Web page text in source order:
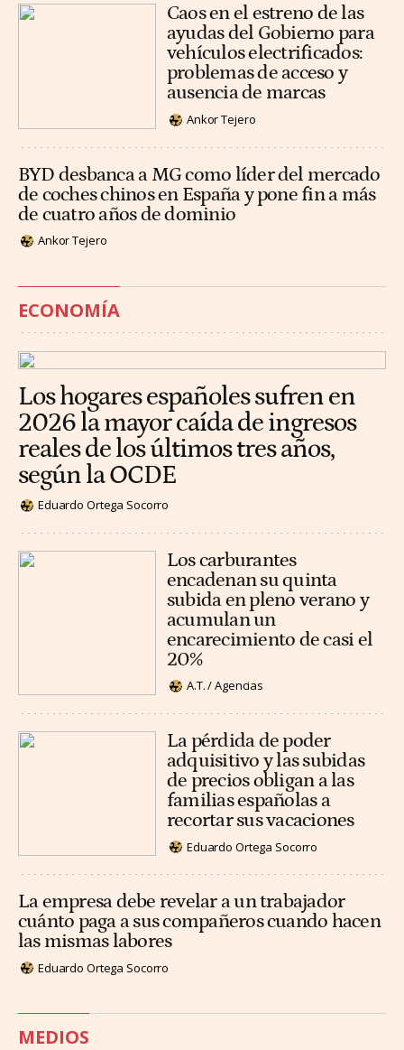
Caos en el estreno de las
ayudas del Gobierno para
vehículos electrificados:
problemas de acceso y
ausencia de marcas
Ankor Tejero
BYD desbanca a MG como líder del mercado
de coches chinos en España y pone fin a más
de cuatro años de dominio
Ankor Tejero
ECONOMÍA
Los hogares españoles sufren en
2026 la mayor caída de ingresos
reales de los últimos tres años,
según la OCDE
Eduardo Ortega Socorro
Los carburantes
encadenan su quinta
subida en pleno verano y
acumulan un
encarecimiento de casi el
20%
A.T. / Agencias
La pérdida de poder
adquisitivo y las subidas
de precios obligan a las
familias españolas a
recortar sus vacaciones
Eduardo Ortega Socorro
La empresa debe revelar a un trabajador
cuánto paga a sus compañeros cuando hacen
las mismas labores
Eduardo Ortega Socorro
MEDIOS